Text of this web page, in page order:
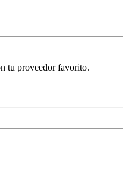
tu proveedor favorito.